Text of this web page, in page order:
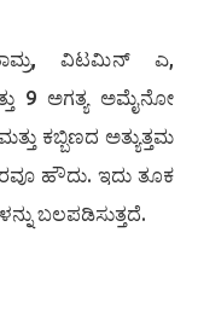
ವಿಟಮಿನ್ ಎ,
9 ಅಗತ್ಯ ಅಮೈನೋ
ಕಬ್ಬಿಣದ ಅತ್ಯುತ್ತಮ
ಹೌದು. ಇದು ತೂಕ
ಬಲಪಡಿಸುತ್ತದೆ.